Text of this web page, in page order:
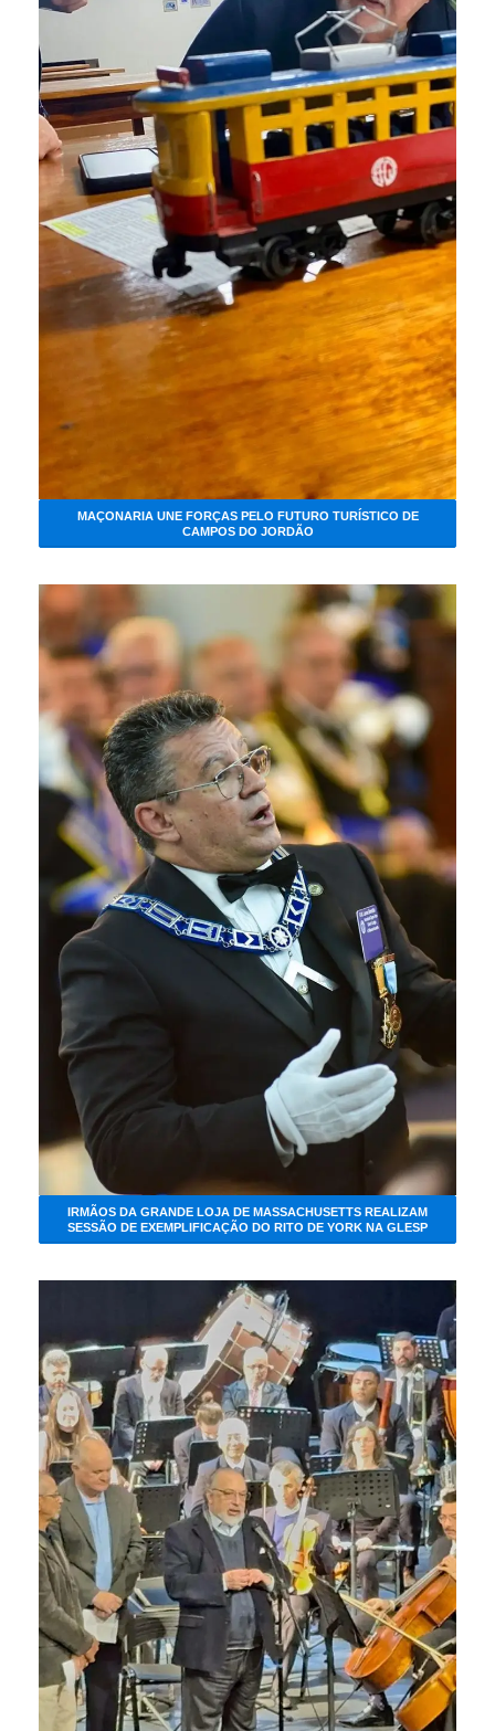
MAÇONARIA UNE FORÇAS PELO FUTURO TURÍSTICO DE
CAMPOS DO JORDÃO
IRMÃOS DA GRANDE LOJA DE MASSACHUSETTS REALIZAM
SESSÃO DE EXEMPLIFICAÇÃO DO RITO DE YORK NA GLESP